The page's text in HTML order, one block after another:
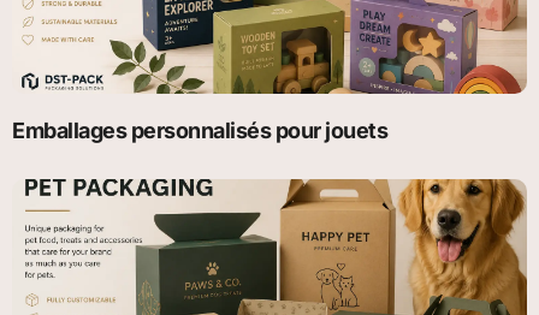
Emballages personnalisés pour jouets